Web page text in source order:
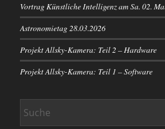
Vortrag Künstliche Intelligenz am Sa. 02.
Astronomietag 28.03.2026
Projekt Allsky-Kamera: Teil 2 – Hardware
Projekt Allsky-Kamera: Teil 1 – Software